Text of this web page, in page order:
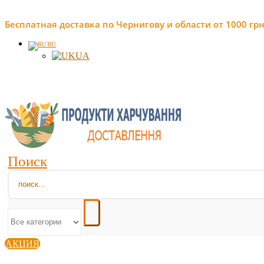
Бесплатная доставка по Чернигову и области от 1000
RU
UA
Поиск
АКЦИЯ